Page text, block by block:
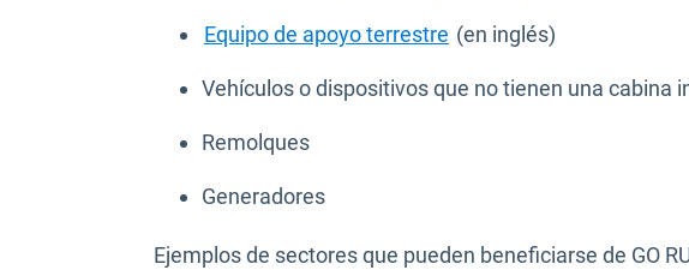
Equipo de apoyo terrestre (en inglés)
Vehículos o dispositivos que no tienen una cabina
Remolques
Generadores
Ejemplos de sectores que pueden beneficiarse de GO